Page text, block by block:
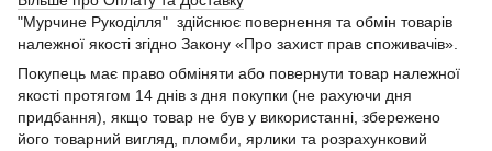
"Мурчине Рукоділля" здійснює повернення та обмін товарів
належної якості згідно Закону «Про захист прав споживачів».
Покупець має право обміняти або повернути товар належної
якості протягом 14 днів з дня покупки (не рахуючи дня
придбання), якщо товар не був у використанні, збережено
його товарний вигляд, пломби, ярлики та розрахунковий